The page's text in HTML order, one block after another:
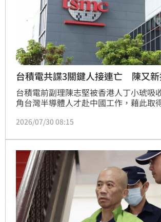
台積電共諜3關鍵人接連亡 陳又
台積電前副理陳志堅被香港人丁小琥吸
角台灣半導體人才赴中國工作，藉此取
內接連病逝，引發外界聯想猜測，對此
線被順藤摸瓜而果斷棄子。」
2026/07/30 08:15